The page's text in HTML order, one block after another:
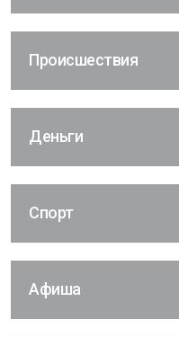
Происшествия
Деньги
Спорт
Афиша